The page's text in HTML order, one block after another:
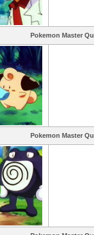
Pokemon Master
Pokemon Master